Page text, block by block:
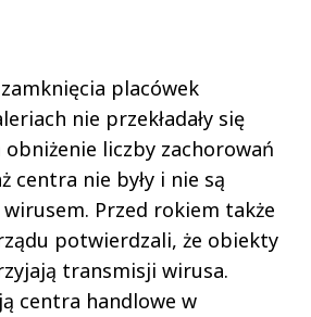
placówek
nie przekładały się
liczby zachorowań
centra nie były i nie są
wirusem. Przed rokiem także
potwierdzali, że obiekty
transmisji wirusa.
centra handlowe w